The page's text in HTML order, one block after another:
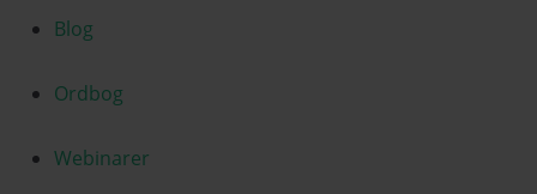
Blog
Ordbog
Webinarer